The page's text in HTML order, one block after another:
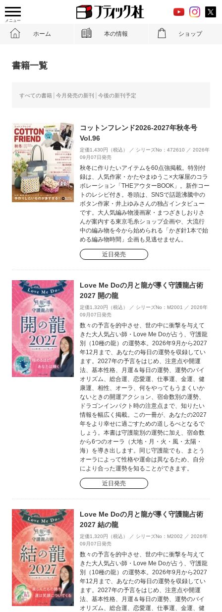
メニュー
ホーム 本の情報 ショップ
書籍一覧
すべての書籍 今月発売の新刊 今後の新刊予定
コットンフレンド2026-2027年秋冬号
Vol.96
定価1,430円（税込） ／ シリーズNo：472610 ／ 2026年
09月07日発売
秋冬に作りたいアイテムを60点強掲載。特別付
録は、人気作家・かたやまゆうこ×大塚屋のコラ
ボレーション「THEアウターBOOK」。新作コー
トのレシピ付き。巻頭は、SNSで話題沸騰中の
ボタン作家・井上ゆみさんの独占インタビュー
です。大人気編み物漫画家・まつざきしおりさ
んが案内する東京毛糸ショップ企画や、大流行
中の編み物を今から始められる「かぎ針1本で始
める編み物時間」企画も見逃せません。
近日発売
Love Me Doの月と龍が導く守護龍占術
2027 開の龍
定価1,320円（税込） ／ シリーズNo：M2001 ／ 2026年
09月07日発売
数々の予言を的中させ、世の中に衝撃を与えて
きた大人気占い師・Love Me Doが占う、守護龍
別（10種の龍）の運勢本。2026年9月から2027
年12月まで、あなたの毎日の運勢を収録してい
ます。2027年の予言をはじめ、注意点や開運
法、基本性格、月運＆毎日の運勢、運勢のバイ
オリズム、総合運、恋愛運、仕事運、金運、健
康運、相性、オーラ、何をやってもうまくいか
ないときの開運アクション、宿命数別の運勢、
ドラゴンインパクト時の注意点まで、知りたい
情報を幅広く掲載。この一冊が、あなたの2027
年をより幸せに過ごすための道しるべとなるで
しょう。本書は守護龍別の運勢に加え、宿命数
から6つのオーラ（大地・月・火・風・太陽・
海）を導き出します。同じ守護龍でも、まとう
オーラによって性格や運命は異なるため、自分
により合った運勢を知ることができます。
近日発売
Love Me Doの月と龍が導く守護龍占術
2027 結の龍
定価1,320円（税込） ／ シリーズNo：M2002 ／ 2026年
09月07日発売
数々の予言を的中させ、世の中に衝撃を与えて
きた大人気占い師・Love Me Doが占う、守護龍
別（10種の龍）の運勢本。2026年9月から2027
年12月まで、あなたの毎日の運勢を収録してい
ます。2027年の予言をはじめ、注意点や開運
法、基本性格、月運＆毎日の運勢、運勢のバイ
オリズム、総合運、恋愛運、仕事運、金運、健